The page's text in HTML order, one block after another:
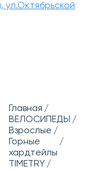
ул.Октябрьской
Главная
ВЕЛОСИПЕДЫ
Взрослые
Горные
хардтейлы
TIMETRY